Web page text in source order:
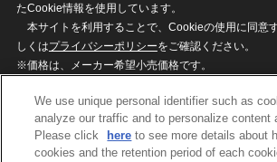
たCookie情報を使用しています。
本サイトを利用することで、Cookieの使用に同意
しくはプライバシーポリシーをご確認ください。
※価格は、メーカー希望小売価格です。
ざいますのでご了承ください。
privacypolicy
Do Not
We use unique personal identifier such as
analyze our traffic and to personalize content
Please click
here to see more details about
cookies and the retention period of each